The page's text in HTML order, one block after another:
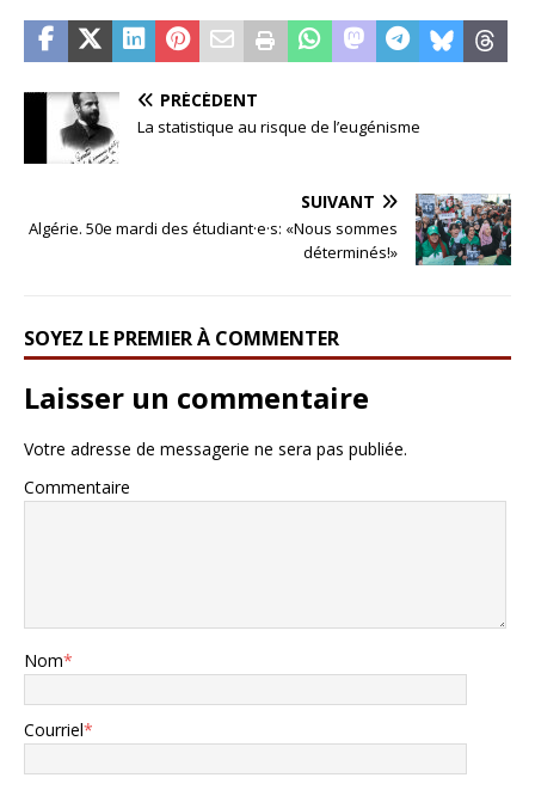
PRÉCÉDENT
La statistique au risque de l’eugénisme
SUIVANT
Algérie. 50e mardi des étudiant·e·s: «Nous sommes
déterminés!»
SOYEZ LE PREMIER À COMMENTER
Laisser un commentaire
Votre adresse de messagerie ne sera pas publiée.
Commentaire
Nom*
Courriel*